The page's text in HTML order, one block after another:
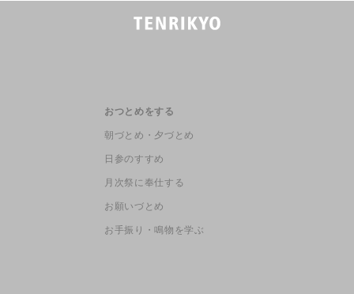
おつとめをする
朝づとめ・夕づとめ
日参のすすめ
月次祭に奉仕する
お願いづとめ
お手振り・鳴物を学ぶ